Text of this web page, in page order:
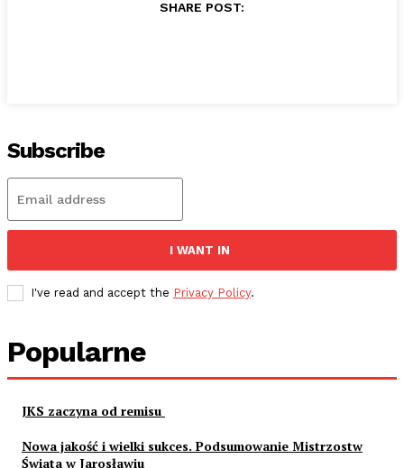
SHARE POST:
Subscribe
I WANT IN
I've read and accept the Privacy Policy.
Popularne
JKS zaczyna od remisu
Nowa jakość i wielki sukces. Podsumowanie Mistrzostw
Świata w Jarosławiu